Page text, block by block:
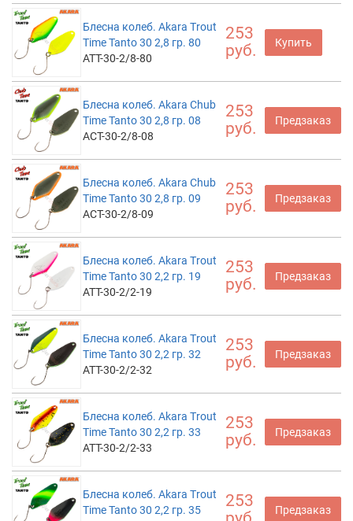
Блесна колеб. Akara Trout
Time Tanto 30 2,8 гр. 80
ATT-30-2/8-80
253
руб.
Купить
Блесна колеб. Akara Chub
Time Tanto 30 2,8 гр. 08
ACT-30-2/8-08
253
руб.
Предзаказ
Блесна колеб. Akara Chub
Time Tanto 30 2,8 гр. 09
ACT-30-2/8-09
253
руб.
Предзаказ
Блесна колеб. Akara Trout
Time Tanto 30 2,2 гр. 19
ATT-30-2/2-19
253
руб.
Предзаказ
Блесна колеб. Akara Trout
Time Tanto 30 2,2 гр. 32
ATT-30-2/2-32
253
руб.
Предзаказ
Блесна колеб. Akara Trout
Time Tanto 30 2,2 гр. 33
ATT-30-2/2-33
253
руб.
Предзаказ
Блесна колеб. Akara Trout
Time Tanto 30 2,2 гр. 35
253
Предзаказ